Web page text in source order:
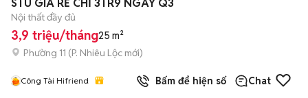
STU GIÁ RẺ CHỈ 3TR9 NGAY Q3
Nội thất đầy đủ
3,9 triệu/tháng25 m²
Phường 11 (P. Nhiêu Lộc mới)
Công Tài Hifriend Bấm để hiện số Chat